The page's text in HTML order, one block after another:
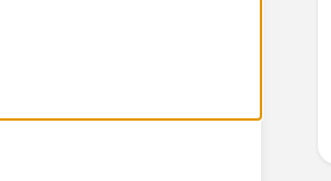
)))<=TODAY(), 0,1)+